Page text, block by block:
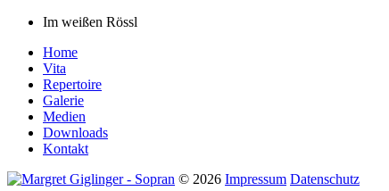
Im weißen Rössl
Home
Vita
Repertoire
Galerie
Medien
Downloads
Kontakt
© 2026 Impressum Datenschutz